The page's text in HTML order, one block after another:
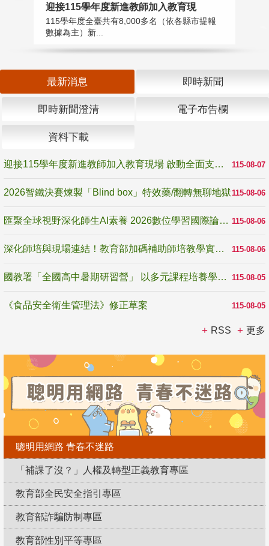
迎接115學年度新進教師加入教育現
115學年度全臺共有8,000多名（依各縣市提報
數據為主）新...
最新消息 即時新聞
即時新聞澄清 電子布告欄
資料下載
115-08-07
迎接115學年度新進教師加入教育現場 啟動全面支持陪伴
115-08-06
2026智鐵決賽煉製「Blind box」特效藥/翻轉無聊地獄
115-08-06
匯聚全球視野深化師生AI素養 2026數位學習國際論壇高雄登場
115-08-06
深化師培與現場連結！教育部加碼補助師培教學實踐研究 10月師培國際研討會交流教學實踐經驗
115-08-05
國教署「全國高中暑期研習營」 以多元課程培養學生瞭解誠信專業與倫理價值
115-08-05
《食品安全衛生管理法》修正草案
RSS 更多
聰明用網路 青春不迷路
「補課了沒？」人權及轉型正義教育專區
教育部全民安全指引專區
教育部詐騙防制專區
教育部性別平等專區